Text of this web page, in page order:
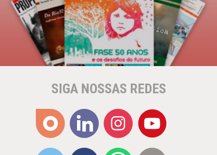
SIGA NOSSAS REDES